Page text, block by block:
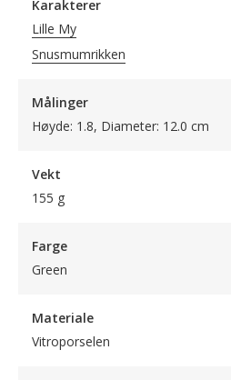
Karakterer
Lille My
Snusmumrikken
Målinger
Høyde: 1.8, Diameter: 12.0 cm
Vekt
155 g
Farge
Green
Materiale
Vitroporselen